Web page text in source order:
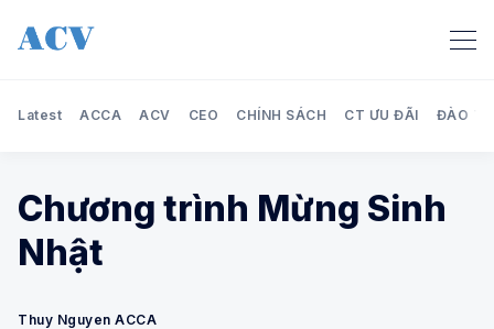
Search Audit Care Việt Nam
Latest ACCA ACV CEO CHÍNH SÁCH CT ƯU ĐÃI ĐÀO
Chương trình Mừng Sinh
Nhật
Thuy Nguyen ACCA